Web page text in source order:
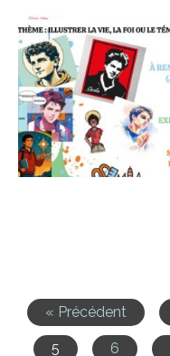
« Précédent
5 6